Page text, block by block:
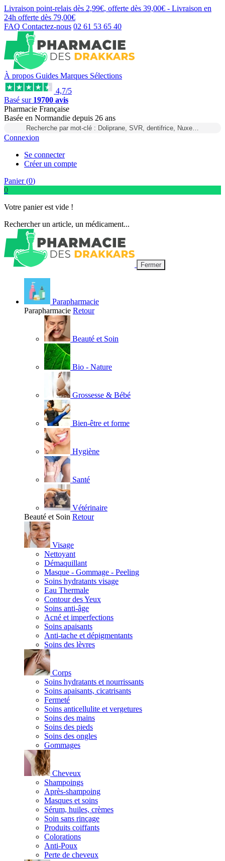
Livraison point-relais dès 2,99€, offerte dès 39,00€ - Livraison en
24h offerte dès 79,00€
FAQ Contactez-nous 02 61 53 65 40
À propos Guides Marques Sélections
4,7/5
Basé sur 19700 avis
Pharmacie Française
Basée en Normandie depuis 26 ans
Recherche par mot-clé : Doliprane, SVR, dentifrice, Nuxe…
Connexion
Se connecter
Créer un compte
Panier (0)
0
Votre panier est vide !
Rechercher un article, un médicament...
Fermer
Parapharmacie
Parapharmacie Retour
Beauté et Soin
Bio - Nature
Grossesse & Bébé
Bien-être et forme
Hygiène
Santé
Vétérinaire
Beauté et Soin Retour
Visage
Nettoyant
Démaquillant
Masque - Gommage - Peeling
Soins hydratants visage
Eau Thermale
Contour des Yeux
Soins anti-âge
Acné et imperfections
Soins apaisants
Anti-tache et dépigmentants
Soins des lèvres
Corps
Soins hydratants et nourrissants
Soins apaisants, cicatrisants
Fermeté
Soins anticellulite et vergetures
Soins des mains
Soins des pieds
Soins des ongles
Gommages
Cheveux
Shampoings
Après-shampoing
Masques et soins
Sérum, huiles, crèmes
Soin sans rinçage
Produits coiffants
Colorations
Anti-Poux
Perte de cheveux